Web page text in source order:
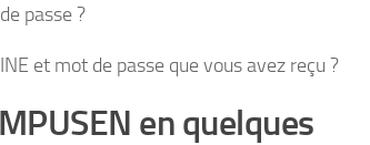
passe ?
et mot de passe que vous avez reçu ?
en quelques